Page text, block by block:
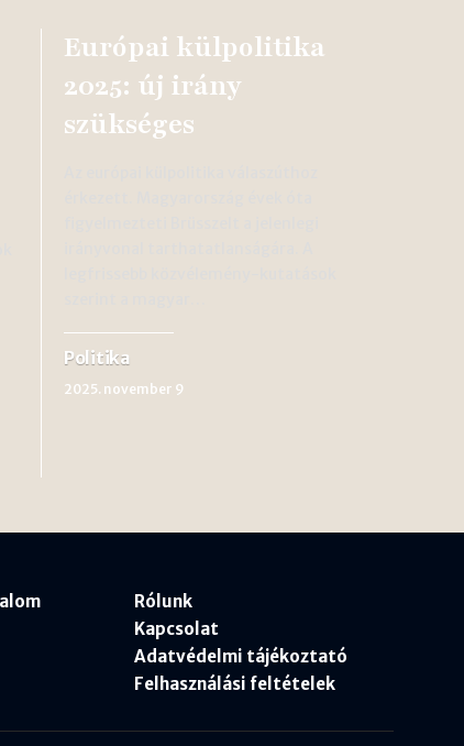
Európai külpolitika
2025: új irány
szükséges
Politika
2025. november 9
Rólunk
Kapcsolat
Adatvédelmi tájékoztató
Felhasználási feltételek